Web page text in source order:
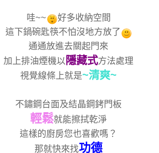
哇~~
好多收納空間
這下鍋碗匙筷不怕沒地方放了
通通放進去關起門來
加上排油煙機以 隱藏式方法處理
視覺線條上就是~清爽~
不鏽鋼台面及結晶鋼銬門板
輕鬆就能擦拭乾淨
這樣的廚房您也喜歡嗎？
那就快來找功德